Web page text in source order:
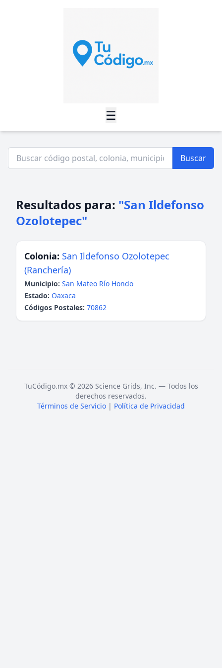
☰
Buscar
Resultados para: "San Ildefonso
Ozolotepec"
Colonia: San Ildefonso Ozolotepec
(Ranchería)
Municipio: San Mateo Río Hondo
Estado: Oaxaca
Códigos Postales: 70862
TuCódigo.mx © 2026 Science Grids, Inc. — Todos los
derechos reservados.
Términos de Servicio | Política de Privacidad